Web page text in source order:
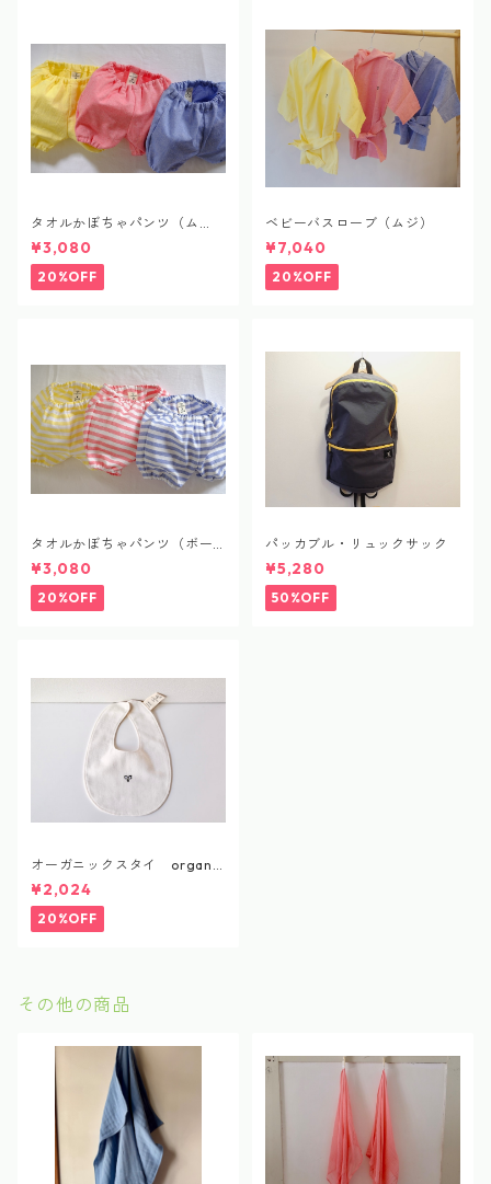
タオルかぼちゃパンツ（ム
ジ）
¥3,080
20%OFF
ベビーバスローブ（ムジ）
¥7,040
20%OFF
タオルかぼちゃパンツ（ボー
ダー）
¥3,080
20%OFF
パッカブル・リュックサック
¥5,280
50%OFF
オーガニックスタイ organic
cotton bib
¥2,024
20%OFF
その他の商品